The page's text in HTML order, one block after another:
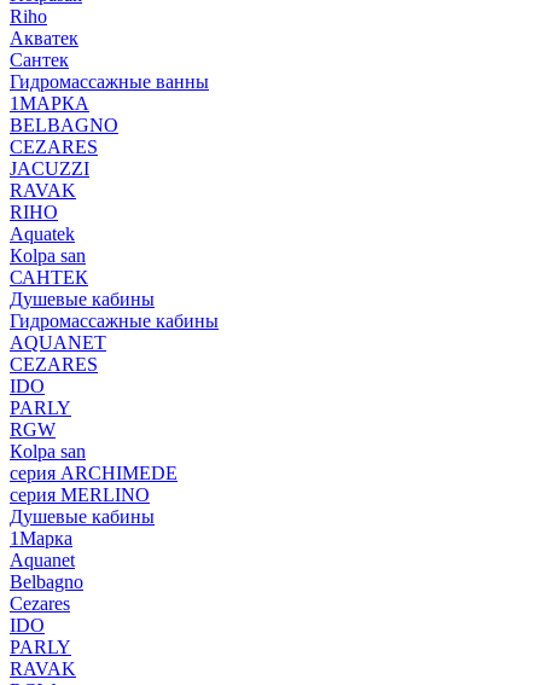
Riho
Акватек
Сантек
Гидромассажные ванны
1МАРКА
BELBAGNO
CEZARES
JACUZZI
RAVAK
RIHO
Аquatek
Кolpa san
САНТЕК
Душевые кабины
Гидромассажные кабины
AQUANET
CEZARES
IDO
PARLY
RGW
Кolpa san
серия ARCHIMEDE
серия MERLINO
Душевые кабины
1Марка
Aquanet
Belbagno
Cezares
IDO
PARLY
RAVAK